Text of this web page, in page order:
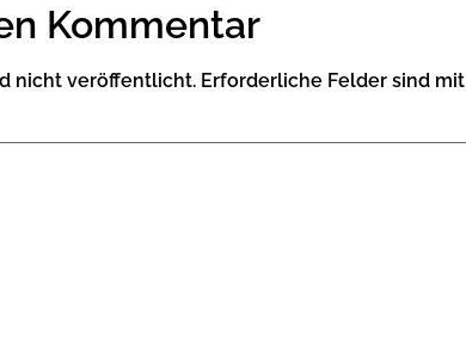
Kommentar
nicht veröffentlicht. Erforderliche Felder sind mit